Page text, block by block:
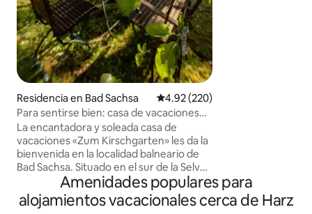
Residencia en Bad Sachsa Calificación promedio: 4.92 de
4.92 (220)
Para sentirse bien: casa de vacaciones
Zum Kirschgarten
La encantadora y soleada casa de
vacaciones «Zum Kirschgarten» les da la
bienvenida en la localidad balneario de
Bad Sachsa. Situado en el sur de la Selva
de Baviera y decorado con mucho
cariño, es el lugar perfecto para todos
los excursionistas y aquellos que
Amenidades populares para
alojamientos vacacionales cerca de Harz